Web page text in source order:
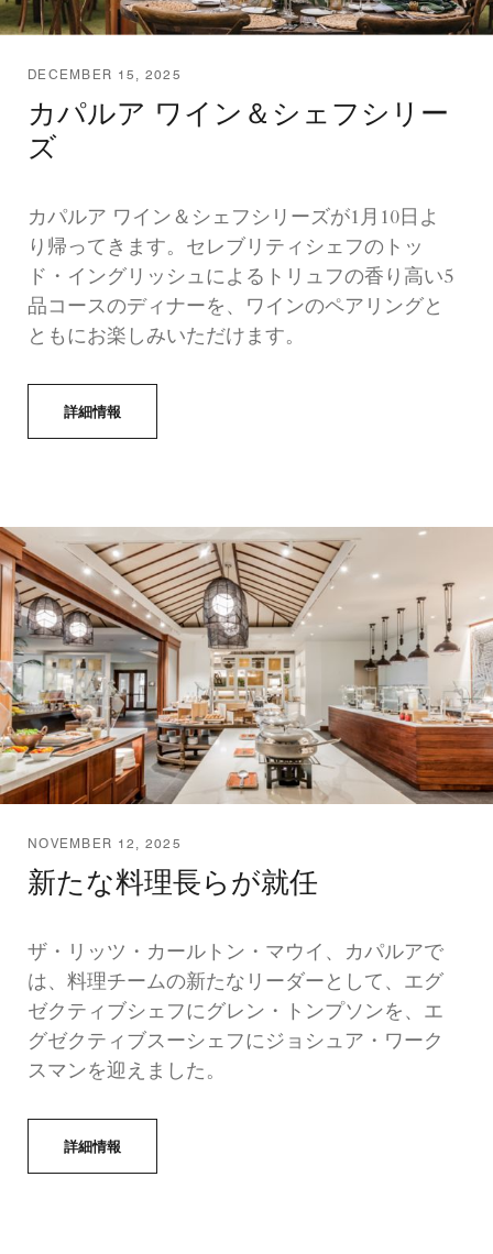
DECEMBER 15, 2025
カパルア ワイン＆シェフシリー
ズ
カパルア ワイン＆シェフシリーズが1月10日よ
り帰ってきます。セレブリティシェフのトッ
ド・イングリッシュによるトリュフの香り高い5
品コースのディナーを、ワインのペアリングと
ともにお楽しみいただけます。
詳細情報
NOVEMBER 12, 2025
新たな料理長らが就任
ザ・リッツ・カールトン・マウイ、カパルアで
は、料理チームの新たなリーダーとして、エグ
ゼクティブシェフにグレン・トンプソンを、エ
グゼクティブスーシェフにジョシュア・ワーク
スマンを迎えました。
詳細情報